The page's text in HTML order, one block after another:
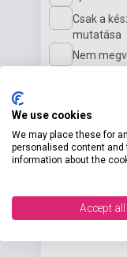
Csak a
mutatása
Nem
Nyelv
Nyelvi szint
Kiadó
We use cookies
We may place these for
personalised content and
information about the
Accept all